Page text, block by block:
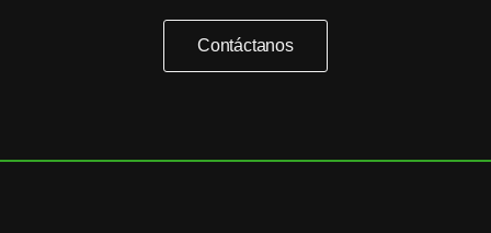
Contáctanos